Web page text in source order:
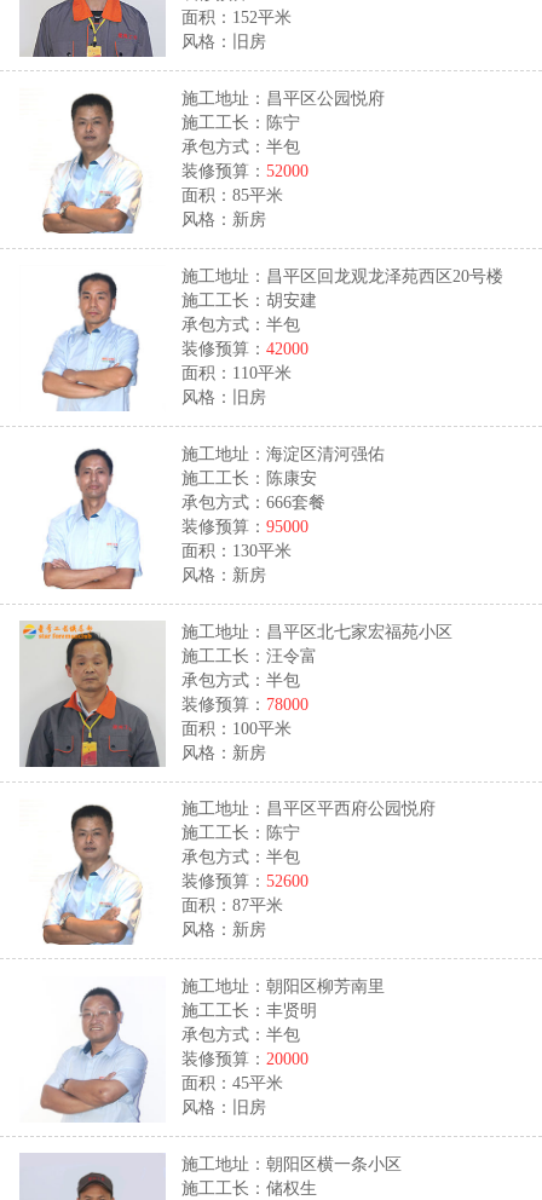
面积：152平米
风格：旧房
施工地址：昌平区公园悦府
施工工长：陈宁
承包方式：半包
装修预算：52000
面积：85平米
风格：新房
施工地址：昌平区回龙观龙泽苑西区20号楼
施工工长：胡安建
承包方式：半包
装修预算：42000
面积：110平米
风格：旧房
施工地址：海淀区清河强佑
施工工长：陈康安
承包方式：666套餐
装修预算：95000
面积：130平米
风格：新房
施工地址：昌平区北七家宏福苑小区
施工工长：汪令富
承包方式：半包
装修预算： 78000
面积：100平米
风格：新房
施工地址：昌平区平西府公园悦府
施工工长：陈宁
承包方式：半包
装修预算：52600
面积：87平米
风格：新房
施工地址：朝阳区柳芳南里
施工工长：丰贤明
承包方式：半包
装修预算：20000
面积：45平米
风格：旧房
施工地址：朝阳区横一条小区
施工工长：储权生